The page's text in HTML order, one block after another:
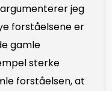
jeg
forståelsene er
gamle
sterke
forståelsen, at